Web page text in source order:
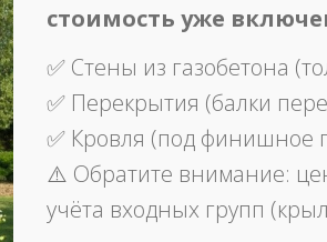
стоимость уже
✅ Стены из газобетона
✅ Перекрытия (балки
✅ Кровля (под финишное
⚠️ Обратите внимание:
учёта входных групп